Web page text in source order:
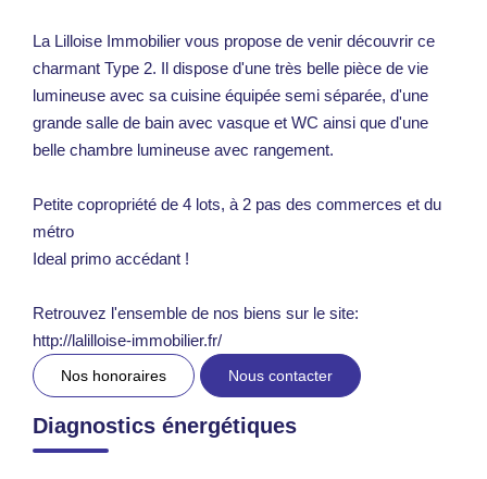
La Lilloise Immobilier vous propose de venir découvrir ce
charmant Type 2. Il dispose d'une très belle pièce de vie
lumineuse avec sa cuisine équipée semi séparée, d'une
grande salle de bain avec vasque et WC ainsi que d'une
belle chambre lumineuse avec rangement.
Petite copropriété de 4 lots, à 2 pas des commerces et du
métro
Ideal primo accédant !
Retrouvez l'ensemble de nos biens sur le site:
http://lalilloise-immobilier.fr/
Nos honoraires Nous contacter
Diagnostics énergétiques